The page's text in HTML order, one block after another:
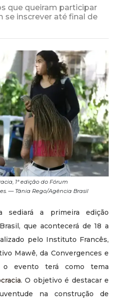
que queiram participar
inscrever até final de
1ª edição do Fórum
— Tânia Rego/Agência Brasil
sediará a primeira edição
que acontecerá de 18 a
pelo Instituto Francês,
Mawê, da Convergences e
o evento terá como tema
. O objetivo é destacar e
na construção de